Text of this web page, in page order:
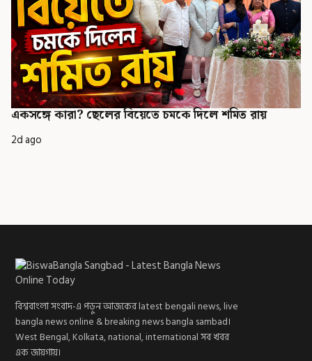
একসঙ্গে কারা? ছেলের বিয়েতে চমকে দিলে শমিত রায়
2d ago
বিশ্ববাংলা সংবাদ-এ পড়ুন আজকের latest bengali news, live
bangla news online & breaking news bangla sambad।
West Bengal, Kolkata, national, international সব খবর
এক জায়গায়।